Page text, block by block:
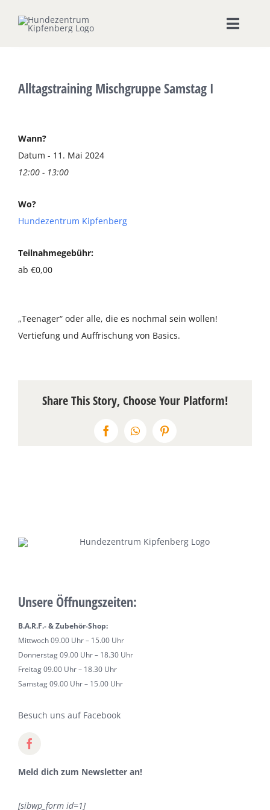
Inhalt
Toggle
Seminare & Workshops
Unsere Shops
Ernährungsberatung
Terminkalender
Öffnungszeiten
Alltagstraining Mischgruppe Samstag I
Wann?
Datum - 11. Mai 2024
12:00 - 13:00
Wo?
Hundezentrum Kipfenberg
Teilnahmegebühr:
ab €0,00
„Teenager“ oder alle, die es nochmal sein wollen!
Vertiefung und Auffrischung von Basics.
Share This Story, Choose Your Platform!
FacebookWhatsAppPinterest
Unsere Öffnungszeiten:
B.A.R.F.- & Zubehör-Shop:
Mittwoch 09.00 Uhr – 15.00 Uhr
Donnerstag 09.00 Uhr – 18.30 Uhr
Freitag 09.00 Uhr – 18.30 Uhr
Samstag 09.00 Uhr – 15.00 Uhr
Besuch uns auf Facebook
Meld dich zum Newsletter an!
[sibwp_form id=1]